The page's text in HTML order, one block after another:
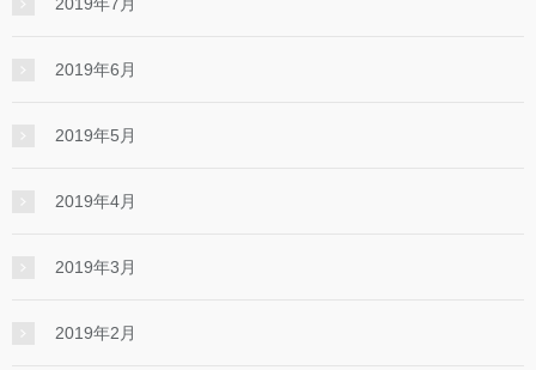
2019年6月
2019年5月
2019年4月
2019年3月
2019年2月